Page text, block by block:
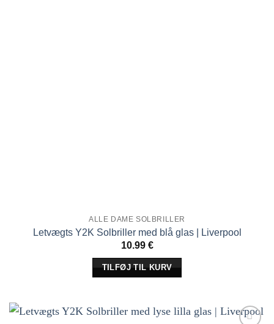
ALLE DAME SOLBRILLER
Letvægts Y2K Solbriller med blå glas | Liverpool
10.99 €
TILFØJ TIL KURV